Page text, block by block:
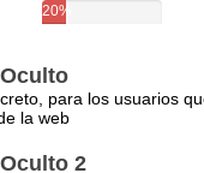
20%
para los usuarios
la web
2